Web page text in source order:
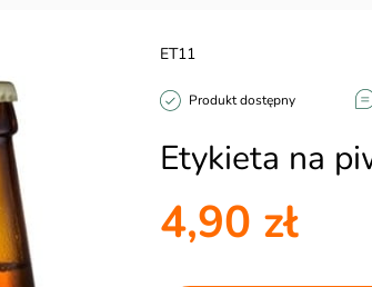
Etykieta na
ET11
Produkt dostępny
4,90 zł